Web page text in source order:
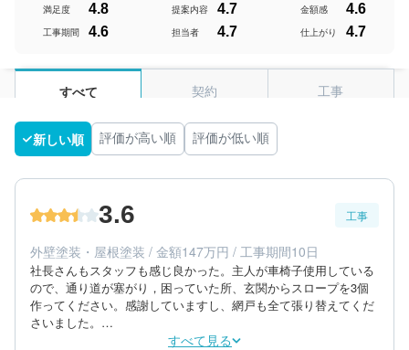
満足度 4.8 提案内容 4.7 金額感 4.6
工事期間 4.6 担当者 4.7 仕上がり 4.7
すべて 契約 工事
新しい順 評価が高い順 評価が低い順
3.6 工事
外壁塗装・屋根塗装 / 金額147万円 / 工事期間10日
社長さんもスタッフも感じ良かった。主人が車椅子使用している
ので、通り道が塞がり，困っていた所、玄関からスロープを3個
作ってください。感謝していますし、網戸も全て張り替えてくだ
さいました。
100字は、おおすぎます。50字くらいにしてください。
すべて見る